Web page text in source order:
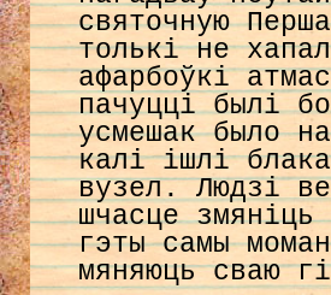
святочную
толькі не
афарбоўкі
пачуцці былі
усмешак было
калі ішлі
вузел. Людзі
шчасце
гэты самы
мяняюць сваю